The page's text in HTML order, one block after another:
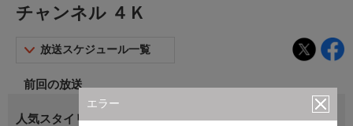
エラー
チャンネル ４Ｋ
放送スケジュール一覧
前回の放送
人気スタイリスト岩崎聡美のスタイル提案 イロプライムが